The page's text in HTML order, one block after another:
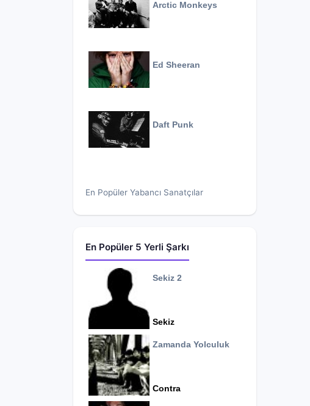
Arctic Monkeys
Ed Sheeran
Daft Punk
En Popüler Yabancı Sanatçılar
En Popüler 5 Yerli Şarkı
Sekiz 2
Sekiz
Zamanda Yolculuk
Contra